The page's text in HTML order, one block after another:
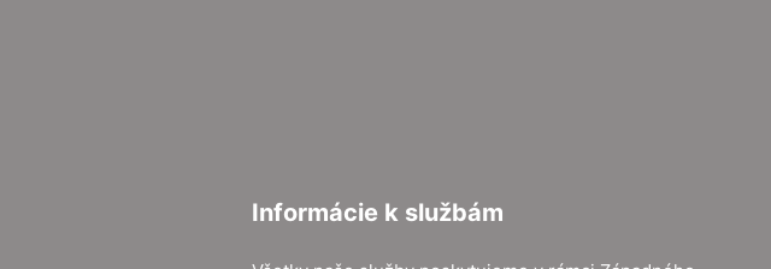
Informácie k službám